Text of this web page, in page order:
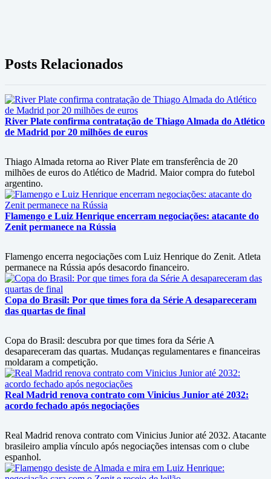
Posts Relacionados
River Plate confirma contratação de Thiago Almada do Atlético
de Madrid por 20 milhões de euros
Thiago Almada retorna ao River Plate em transferência de 20
milhões de euros do Atlético de Madrid. Maior compra do futebol
argentino.
Flamengo e Luiz Henrique encerram negociações: atacante do
Zenit permanece na Rússia
Flamengo encerra negociações com Luiz Henrique do Zenit. Atleta
permanece na Rússia após desacordo financeiro.
Copa do Brasil: Por que times fora da Série A desapareceram
das quartas de final
Copa do Brasil: descubra por que times fora da Série A
desapareceram das quartas. Mudanças regulamentares e financeiras
moldaram a competição.
Real Madrid renova contrato com Vinicius Junior até 2032:
acordo fechado após negociações
Real Madrid renova contrato com Vinicius Junior até 2032. Atacante
brasileiro amplia vínculo após negociações intensas com o clube
espanhol.